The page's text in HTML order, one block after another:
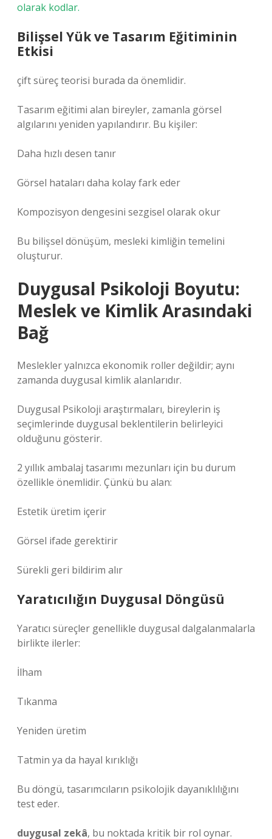
olarak kodlar.
Bilişsel Yük ve Tasarım Eğitiminin
Etkisi
çift süreç teorisi burada da önemlidir.
Tasarım eğitimi alan bireyler, zamanla görsel
algılarını yeniden yapılandırır. Bu kişiler:
Daha hızlı desen tanır
Görsel hataları daha kolay fark eder
Kompozisyon dengesini sezgisel olarak okur
Bu bilişsel dönüşüm, mesleki kimliğin temelini
oluşturur.
Duygusal Psikoloji Boyutu:
Meslek ve Kimlik Arasındaki
Bağ
Meslekler yalnızca ekonomik roller değildir; aynı
zamanda duygusal kimlik alanlarıdır.
Duygusal Psikoloji araştırmaları, bireylerin iş
seçimlerinde duygusal beklentilerin belirleyici
olduğunu gösterir.
2 yıllık ambalaj tasarımı mezunları için bu durum
özellikle önemlidir. Çünkü bu alan:
Estetik üretim içerir
Görsel ifade gerektirir
Sürekli geri bildirim alır
Yaratıcılığın Duygusal Döngüsü
Yaratıcı süreçler genellikle duygusal dalgalanmalarla
birlikte ilerler:
İlham
Tıkanma
Yeniden üretim
Tatmin ya da hayal kırıklığı
Bu döngü, tasarımcıların psikolojik dayanıklılığını
test eder.
duygusal zekâ, bu noktada kritik bir rol oynar.